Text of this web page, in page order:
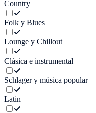
Country
Folk y Blues
Lounge y Chillout
Clásica e instrumental
Schlager y música popular
Latin